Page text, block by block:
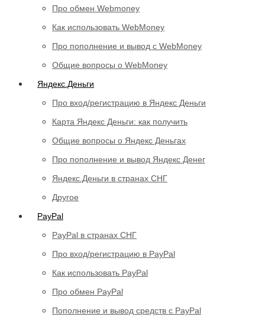
Про обмен Webmoney
Как использовать WebMoney
Про пополнение и вывод с WebMoney
Общие вопросы о WebMoney
Яндекс.Деньги
Про вход/регистрацию в Яндекс Деньги
Карта Яндекс Деньги: как получить
Общие вопросы о Яндекс Деньгах
Про пополнение и вывод Яндекс Денег
Яндекс.Деньги в странах СНГ
Другое
PayPal
PayPal в странах СНГ
Про вход/регистрацию в PayPal
Как использовать PayPal
Про обмен PayPal
Пополнение и вывод средств с PayPal